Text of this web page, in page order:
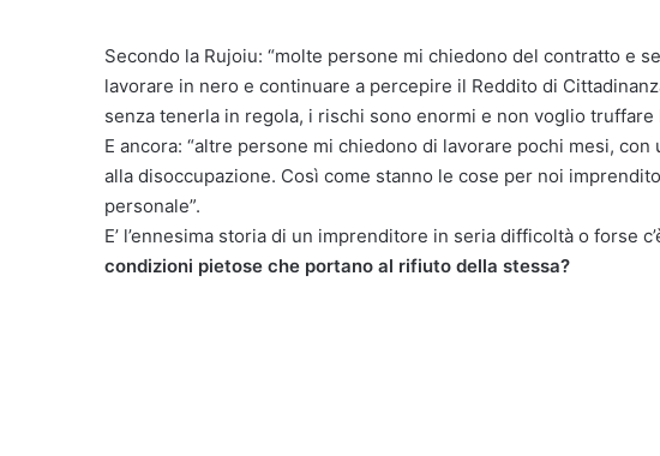
Secondo la Rujoiu: “molte persone mi chiedono del contratto e
lavorare in nero e continuare a percepire il Reddito di
senza tenerla in regola, i rischi sono enormi e non voglio truffare
E ancora: “altre persone mi chiedono di lavorare pochi mesi,
alla disoccupazione. Così come stanno le cose per noi
personale”.
E’ l’ennesima storia di un imprenditore in seria difficoltà o forse
condizioni pietose che portano al rifiuto della stessa?